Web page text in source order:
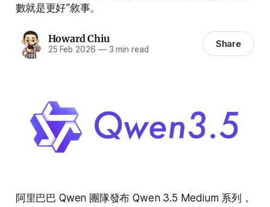
數就是更好”敘事。
Howard Chiu
25 Feb 2026 —3 min read Share
阿里巴巴 Qwen 團隊發布 Qwen 3.5 Medium 系列，